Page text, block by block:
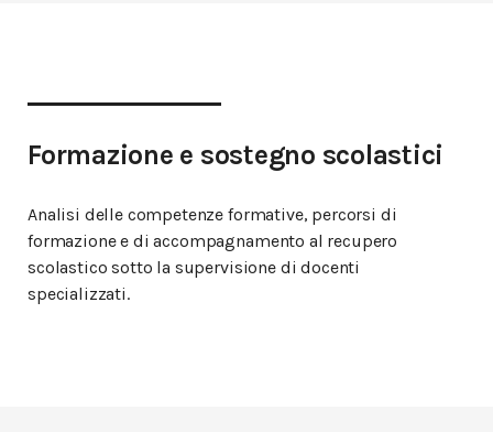
Formazione e sostegno scolastici
Analisi delle competenze formative, percorsi di
formazione e di accompagnamento al recupero
scolastico sotto la supervisione di docenti
specializzati.